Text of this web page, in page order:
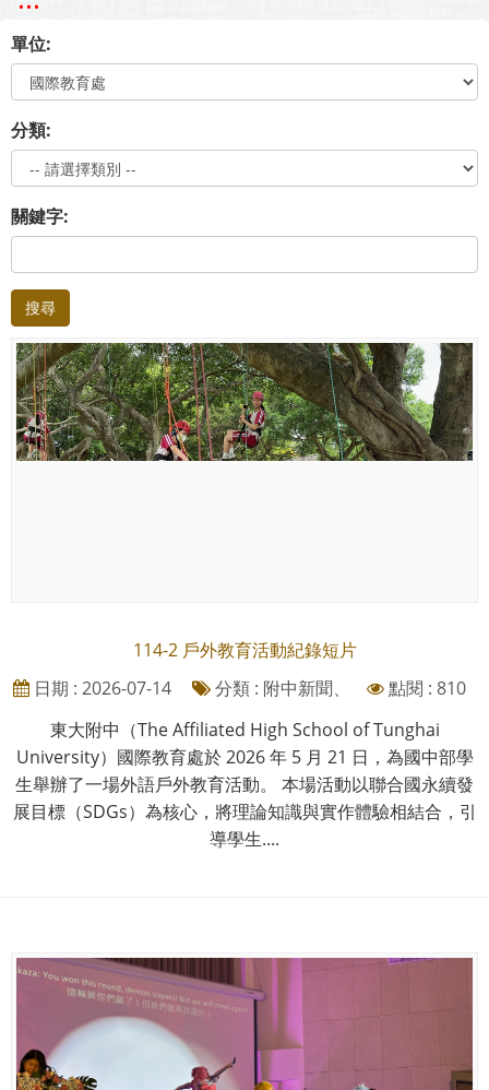
單位:
分類:
關鍵字:
搜尋
114-2 戶外教育活動紀錄短片
日期 : 2026-07-14
分類 : 附中新聞、
點閱 : 810
東大附中（The Affiliated High School of Tunghai
University）國際教育處於 2026 年 5 月 21 日，為國中部學
生舉辦了一場外語戶外教育活動。 本場活動以聯合國永續發
展目標（SDGs）為核心，將理論知識與實作體驗相結合，引
導學生....